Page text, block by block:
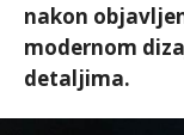
nakon
modernom
detaljima.